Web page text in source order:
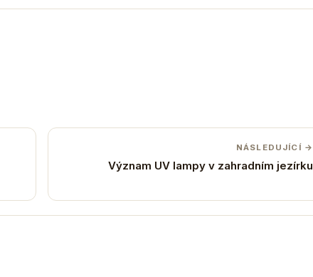
NÁSLEDUJÍCÍ →
Význam UV lampy v zahradním jezírku